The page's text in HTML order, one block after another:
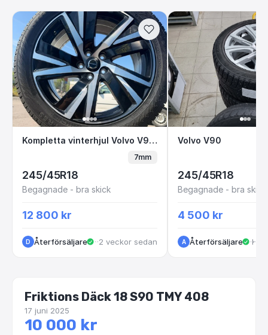
Kompletta vinterhjul Volvo V90 18" Nokian
Kompletta vinterhjul Volvo V90 18" Nokian
7mm
245/45R18
Begagnade - bra skick
12 800 kr
D Återförsäljare · Göteborg
·2 veckor sedan
Volvo V90
Volvo V90
245/45R18
Begagnade - bra skick
4 500 kr
A Återförsäljare · ·
Friktions Däck 18 S90 TMY 408
17 juni 2025
10 000 kr